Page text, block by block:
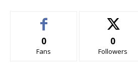
0
Fans
0
Followers